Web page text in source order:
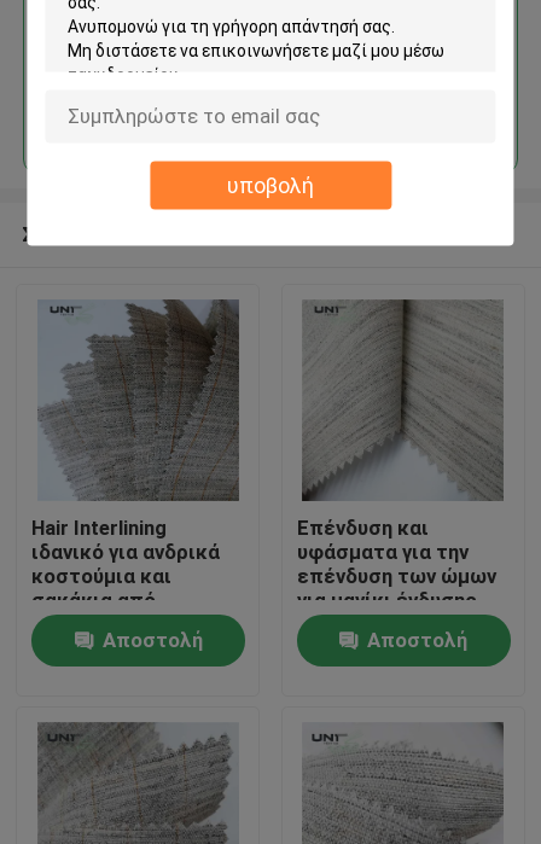
υποβολή
Προϊόντα
Σχετικά με εμάς
αλόγων τραβήγματος για το
κοστούμι και το παλτό
Να συνεχίσει
Συνιστώμενα προϊόντα
Hair Interlining
ιδανικό για ανδρικά
κοστούμια και
σακάκια από
βαμβάκι, βισκόζη,
πολυεστέρα και
τρίχα κατσίκας με
ελαστική αίσθηση
Αποστολή
Επένδυση και
υφάσματα για την
επένδυση των ώμων
για μανίκι ένδυσης
υψηλού επιπέδου
Αποστολή